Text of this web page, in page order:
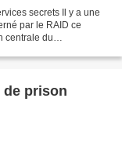
secrets Il y a une
par le RAID ce
centrale du
de prison